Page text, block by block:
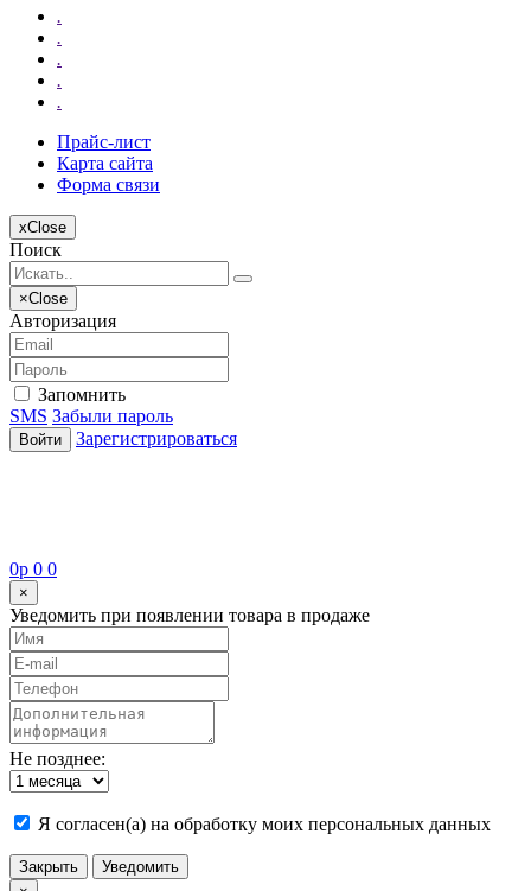
.
.
.
.
.
Прайс-лист
Карта сайта
Форма связи
xClose
Поиск
×Close
Авторизация
Запомнить
SMS Забыли пароль
Войти Зарегистрироваться
0p 0 0
×
Уведомить при появлении товара в продаже
Не позднее:
Я согласен(а) на обработку моих персональных данных
Закрыть
Уведомить